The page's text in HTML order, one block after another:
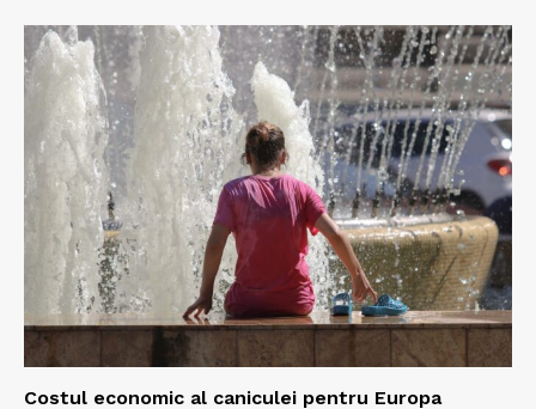
Costul economic al caniculei pentru Europa